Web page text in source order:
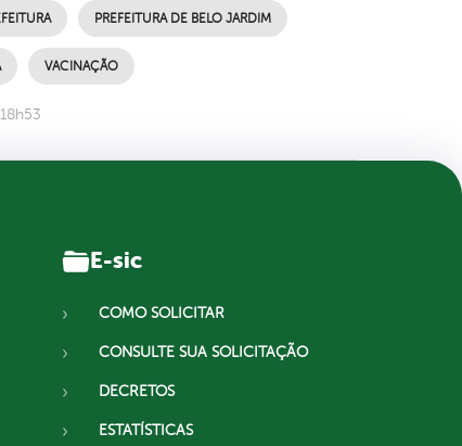
PREFEITURA DE BELO JARDIM
VACINAÇÃO
E-sic
COMO SOLICITAR
CONSULTE SUA SOLICITAÇÃO
DECRETOS
ESTATÍSTICAS